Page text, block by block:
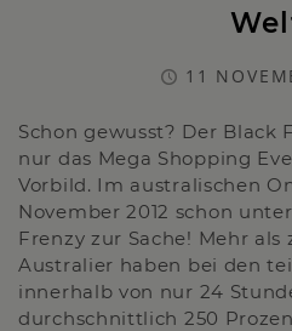
11
Schon gewusst? Der Black
nur das Mega Shopping
Vorbild. Im australischen
November 2012 schon
Frenzy zur Sache! Mehr
Australier haben bei den
innerhalb von nur 24
durchschnittlich 250